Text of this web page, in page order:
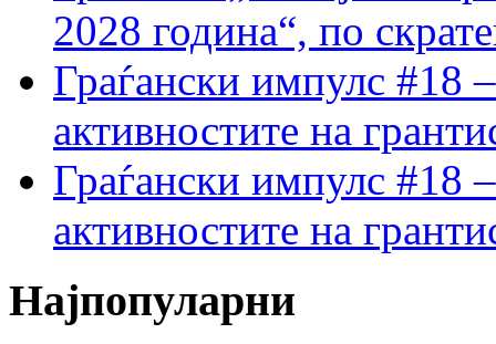
2028 година“, по
Граѓански импулс #18
активностите на
Граѓански импулс #18
активностите на
Најпопуларни